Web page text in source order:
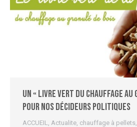
Un « Livre Vert du chauffage
pour nos décideurs politiques
ACCUEIL Actualite chauffage à pellets